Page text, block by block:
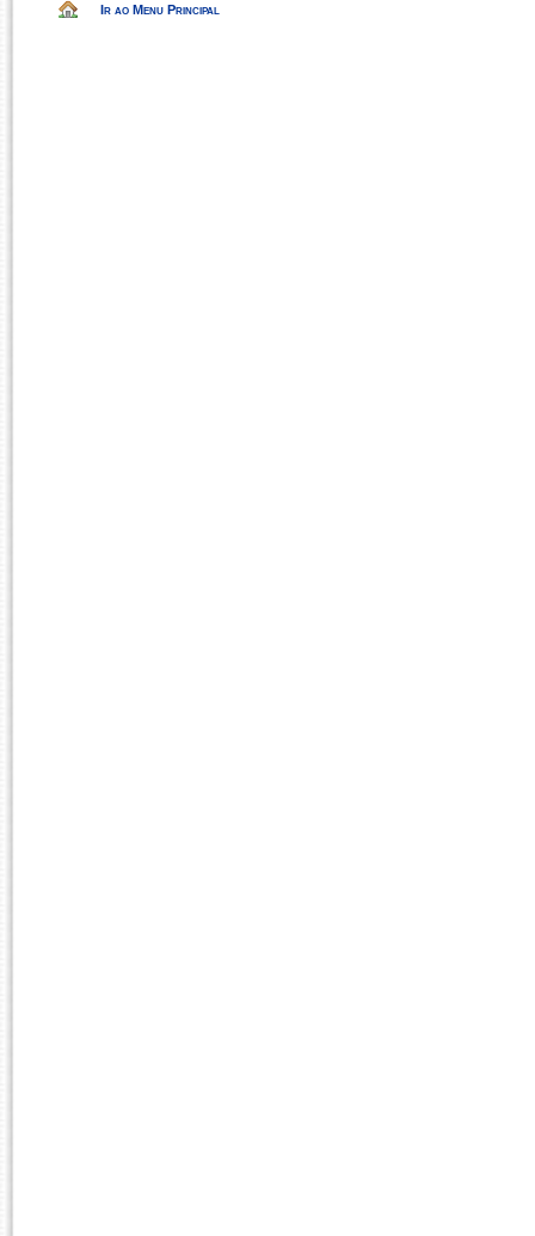
Ir ao Menu Principal